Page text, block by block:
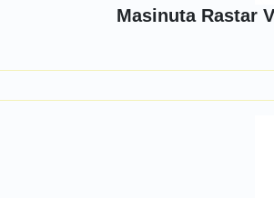
Masinuta Rastar